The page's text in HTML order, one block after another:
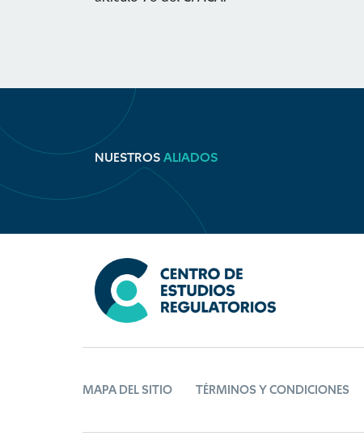
NUESTROS ALIADOS
MAPA DEL SITIO TÉRMINOS Y CONDICIONES